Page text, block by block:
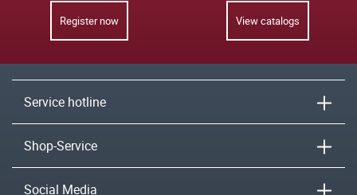
Register now View catalogs
Service hotline
Shop-Service
Social Media